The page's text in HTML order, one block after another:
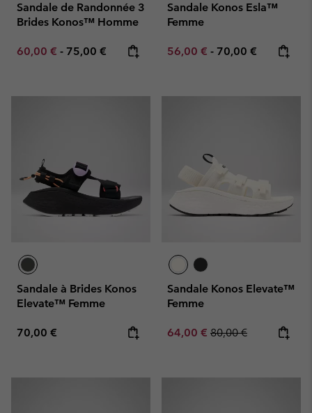
Sandale de Randonnée 3
Brides Konos™ Homme
Minimum sale price:
60,00 € - Maximum price:
75,00 €
Sandale Konos Esla™
Femme
Minimum sale price:
56,00 € - Maximum price:
70,00 €
Sandale à Brides Konos
Elevate™ Femme
Regular price:
70,00 €
Sandale Konos Elevate™
Femme
Sale price:
64,00 € Regular price:
80,00 €